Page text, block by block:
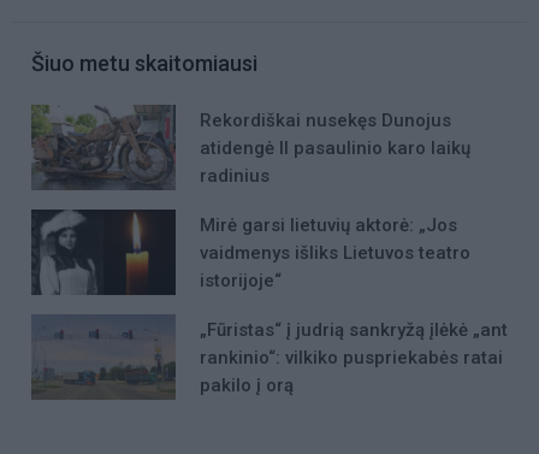
Šiuo metu skaitomiausi
Rekordiškai nusekęs Dunojus
atidengė II pasaulinio karo laikų
radinius
Mirė garsi lietuvių aktorė: „Jos
vaidmenys išliks Lietuvos teatro
istorijoje“
„Fūristas“ į judrią sankryžą įlėkė „ant
rankinio“: vilkiko puspriekabės ratai
pakilo į orą